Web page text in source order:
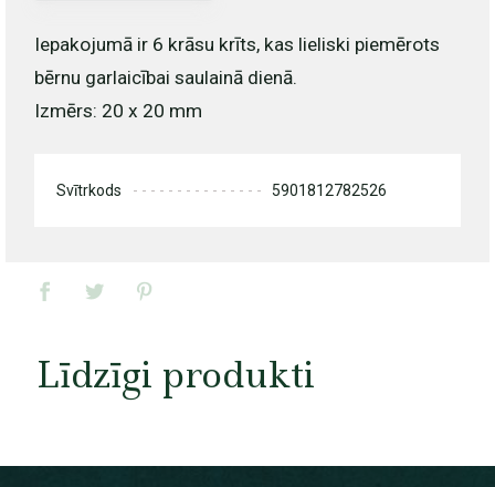
Iepakojumā ir 6 krāsu krīts, kas lieliski piemērots
bērnu garlaicībai saulainā dienā.
Izmērs: 20 x 20 mm
Svītrkods 5901812782526
Līdzīgi produkti